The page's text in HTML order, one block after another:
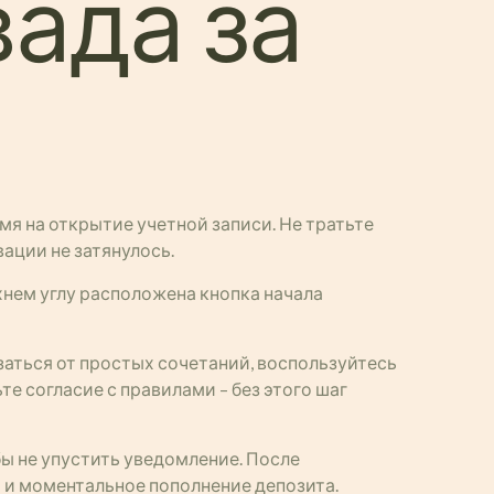
за
на открытие учетной записи. Не тратьте
не затянулось.
углу расположена кнопка начала
от простых сочетаний, воспользуйтесь
с правилами – без этого шаг
не упустить уведомление. После
моментальное пополнение депозита.